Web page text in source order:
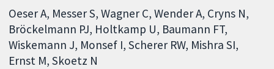
Oeser A Messer S Wagner C Wender A Cryns N
Bröckelmann PJ Holtkamp U Baumann FT
Wiskemann J Monsef I Scherer RW Mishra SI
Ernst M Skoetz N